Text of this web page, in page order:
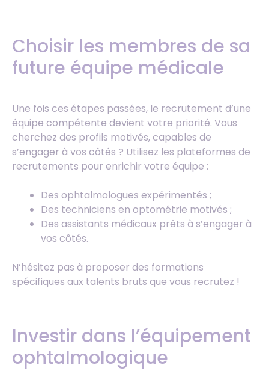
Choisir les membres de sa
future équipe médicale
Une fois ces étapes passées, le recrutement d’une
équipe compétente devient votre priorité. Vous
cherchez des profils motivés, capables de
s’engager à vos côtés ? Utilisez les plateformes de
recrutements pour enrichir votre équipe :
Des ophtalmologues expérimentés ;
Des techniciens en optométrie motivés ;
Des assistants médicaux prêts à s’engager à
vos côtés.
N’hésitez pas à proposer des formations
spécifiques aux talents bruts que vous recrutez !
Investir dans l’équipement
ophtalmologique